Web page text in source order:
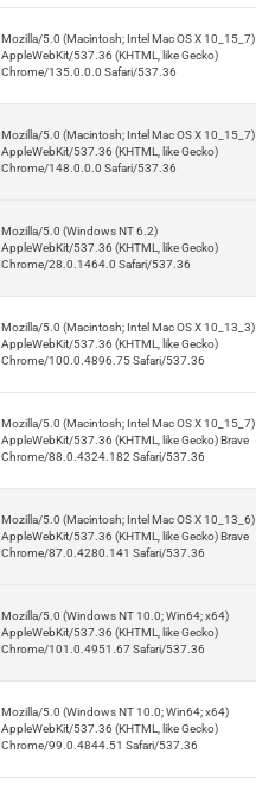
Mozilla/5.0 (Macintosh; Intel Mac OS X 10_15_7)
AppleWebKit/537.36 (KHTML, like Gecko)
Chrome/135.0.0.0 Safari/537.36
Mozilla/5.0 (Macintosh; Intel Mac OS X 10_15_7)
AppleWebKit/537.36 (KHTML, like Gecko)
Chrome/148.0.0.0 Safari/537.36
Mozilla/5.0 (Windows NT 6.2)
AppleWebKit/537.36 (KHTML, like Gecko)
Chrome/28.0.1464.0 Safari/537.36
Mozilla/5.0 (Macintosh; Intel Mac OS X 10_13_3)
AppleWebKit/537.36 (KHTML, like Gecko)
Chrome/100.0.4896.75 Safari/537.36
Mozilla/5.0 (Macintosh; Intel Mac OS X 10_15_7)
AppleWebKit/537.36 (KHTML, like Gecko) Brave
Chrome/88.0.4324.182 Safari/537.36
Mozilla/5.0 (Macintosh; Intel Mac OS X 10_13_6)
AppleWebKit/537.36 (KHTML, like Gecko) Brave
Chrome/87.0.4280.141 Safari/537.36
Mozilla/5.0 (Windows NT 10.0; Win64; x64)
AppleWebKit/537.36 (KHTML, like Gecko)
Chrome/101.0.4951.67 Safari/537.36
Mozilla/5.0 (Windows NT 10.0; Win64; x64)
AppleWebKit/537.36 (KHTML, like Gecko)
Chrome/99.0.4844.51 Safari/537.36